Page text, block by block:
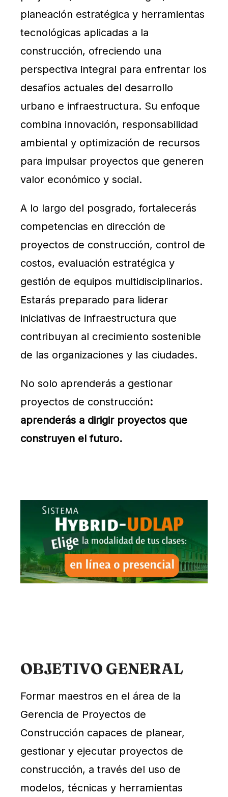
planeación estratégica y herramientas
tecnológicas aplicadas a la
construcción, ofreciendo una
perspectiva integral para enfrentar los
desafíos actuales del desarrollo
urbano e infraestructura. Su enfoque
combina innovación, responsabilidad
ambiental y optimización de recursos
para impulsar proyectos que generen
valor económico y social.
A lo largo del posgrado, fortalecerás
competencias en dirección de
proyectos de construcción, control de
costos, evaluación estratégica y
gestión de equipos multidisciplinarios.
Estarás preparado para liderar
iniciativas de infraestructura que
contribuyan al crecimiento sostenible
de las organizaciones y las ciudades.
No solo aprenderás a gestionar
proyectos de construcción:
aprenderás a dirigir proyectos que
construyen el futuro.
OBJETIVO GENERAL
Formar maestros en el área de la
Gerencia de Proyectos de
Construcción capaces de planear,
gestionar y ejecutar proyectos de
construcción, a través del uso de
modelos, técnicas y herramientas